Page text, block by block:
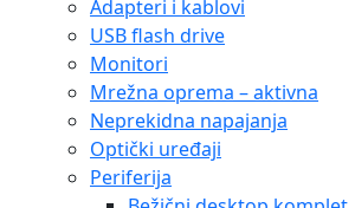
Adapteri i kablovi
USB flash drive
Monitori
Mrežna oprema – aktivna
Neprekidna napajanja
Optički uređaji
Periferija